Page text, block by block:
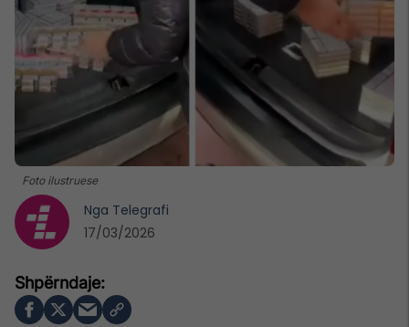
Foto ilustruese
Nga Telegrafi
17/03/2026